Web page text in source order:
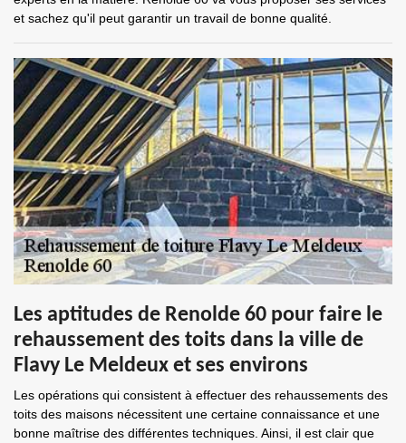
et sachez qu'il peut garantir un travail de bonne qualité.
Les aptitudes de Renolde 60 pour faire le
rehaussement des toits dans la ville de
Flavy Le Meldeux et ses environs
Les opérations qui consistent à effectuer des rehaussements des
toits des maisons nécessitent une certaine connaissance et une
bonne maîtrise des différentes techniques. Ainsi, il est clair que